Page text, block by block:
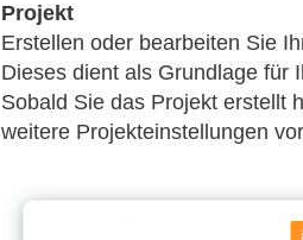
Projekt
Erstellen oder bearbeiten Sie
Dieses dient als Grundlage für
Sobald Sie das Projekt erstellt
weitere Projekteinstellungen